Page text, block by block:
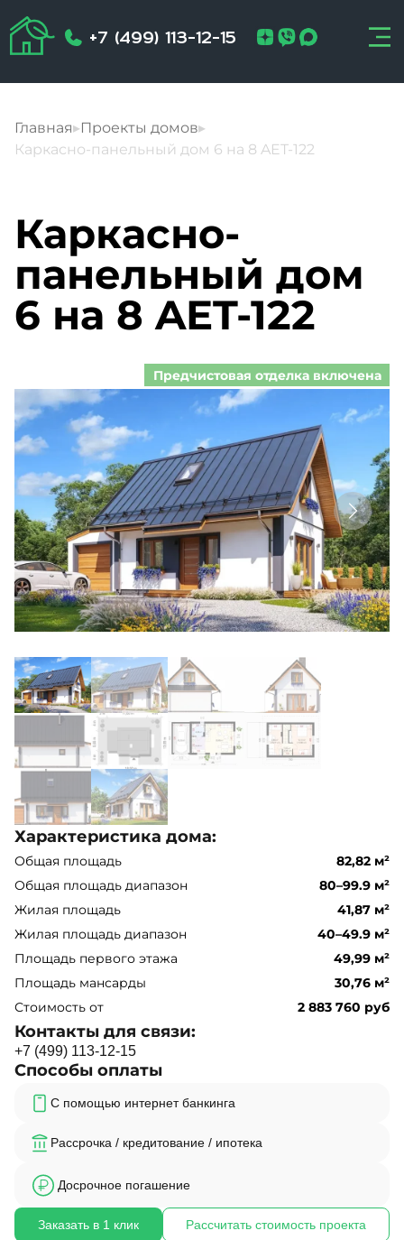
+7 (499) 113-12-15
Главная▸Проекты домов▸
Каркасно-панельный дом 6 на 8 AET-122
Каркасно-
панельный дом
6 на 8 AET-122
Характеристика дома:
Общая площадь
82,82 м²
Общая площадь диапазон
80–99.9 м²
Жилая площадь
41,87 м²
Жилая площадь диапазон
40–49.9 м²
Площадь первого этажа
49,99 м²
Площадь мансарды
30,76 м²
Стоимость от
2 883 760 руб
Контакты для связи:
+7 (499) 113-12-15
Способы оплаты
С помощью интернет банкинга
Рассрочка / кредитование / ипотека
Досрочное погашение
Заказать в 1 клик Рассчитать стоимость проекта
Предчистовая отделка включена